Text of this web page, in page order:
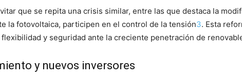
que se repita una crisis similar, entre las que destaca la
la fotovoltaica, participen en el control de la tensión3. Esta
y seguridad ante la creciente penetración de
y nuevos inversores